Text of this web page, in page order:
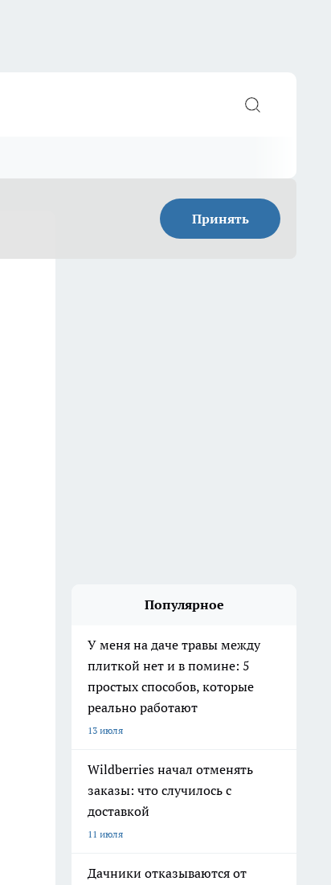
Принять
Популярное
У меня на даче травы между
плиткой нет и в помине: 5
простых способов, которые
реально работают
13 июля
Wildberries начал отменять
заказы: что случилось с
доставкой
11 июля
Дачники отказываются от